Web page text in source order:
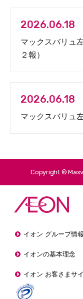
2026.06.18
マックスバリュ
２報）
2026.06.18
マックスバリュ
Copyright ©
イオン グループ情
イオンの基本理念
イオン お客さまサ